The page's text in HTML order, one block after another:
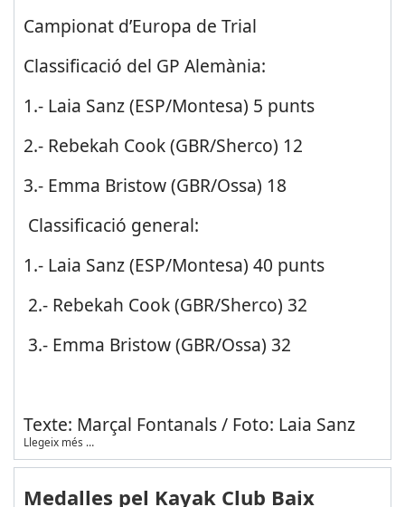
Campionat d’Europa de Trial
Classificació del GP Alemània:
1.- Laia Sanz (ESP/Montesa) 5 punts
2.- Rebekah Cook (GBR/Sherco) 12
3.- Emma Bristow (GBR/Ossa) 18
Classificació general:
1.- Laia Sanz (ESP/Montesa) 40 punts
2.- Rebekah Cook (GBR/Sherco) 32
3.- Emma Bristow (GBR/Ossa) 32
Texte: Marçal Fontanals / Foto: Laia Sanz
Llegeix més …
Medalles pel Kayak Club Baix